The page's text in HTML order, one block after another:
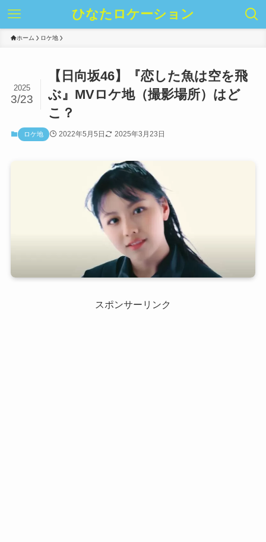
ひなたロケーション
ホーム ロケ地
【日向坂46】『恋した魚は空を飛
ぶ』MVロケ地（撮影場所）はど
こ？
2025
3/23
ロケ地 2022年5月5日 2025年3月23日
スポンサーリンク